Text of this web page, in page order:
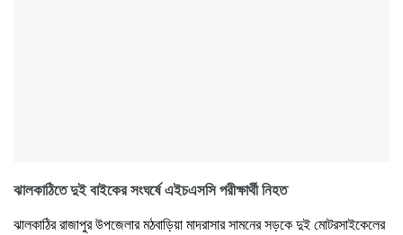
ঝালকাঠিতে দুই বাইকের সংঘর্ষে এইচএসসি পরীক্ষার্থী নিহত
ঝালকাঠির রাজাপুর উপজেলার মঠবাড়িয়া মাদরাসার সামনের সড়কে দুই মোটরসাইকেলের